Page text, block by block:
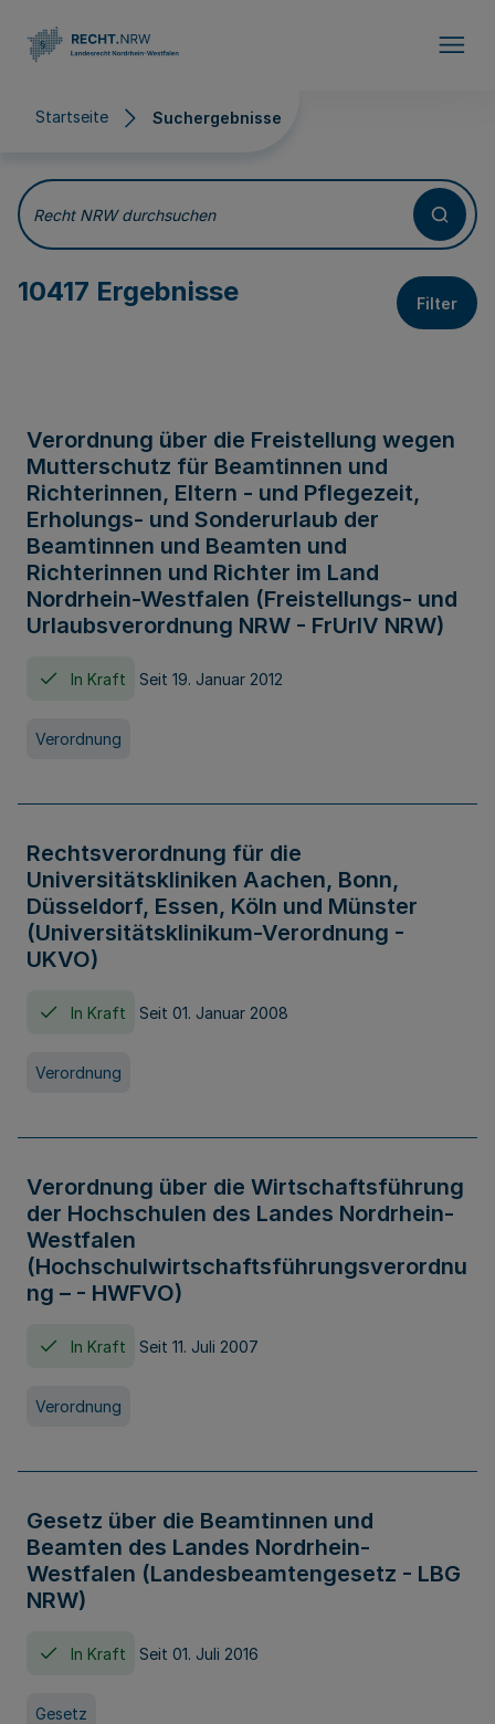
Startseite Suchergebnisse
Suchergebnisse
Recht NRW durchsuchen
10417 Ergebnisse Filter
Verordnung über die Freistellung wegen
Mutterschutz für Beamtinnen und
Richterinnen, Eltern - und Pflegezeit,
Erholungs- und Sonderurlaub der
Beamtinnen und Beamten und
Richterinnen und Richter im Land
Nordrhein-Westfalen (Freistellungs- und
Urlaubsverordnung NRW - FrUrlV NRW)
In Kraft Seit 19. Januar 2012
Verordnung
Rechtsverordnung für die
Universitätskliniken Aachen, Bonn,
Düsseldorf, Essen, Köln und Münster
(Universitätsklinikum-Verordnung -
UKVO)
In Kraft Seit 01. Januar 2008
Verordnung
Verordnung über die Wirtschaftsführung
der Hochschulen des Landes Nordrhein-
Westfalen
(Hochschulwirtschaftsführungsverordnu
ng – - HWFVO)
In Kraft Seit 11. Juli 2007
Verordnung
Gesetz über die Beamtinnen und
Beamten des Landes Nordrhein-
Westfalen (Landesbeamtengesetz - LBG
NRW)
In Kraft Seit 01. Juli 2016
Gesetz